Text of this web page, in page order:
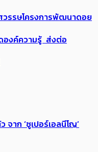
รรษโครงการพัฒนาดอย
องค์ความรู้ ส่งต่อ
จาก ‘ซูเปอร์เอลนีโญ’